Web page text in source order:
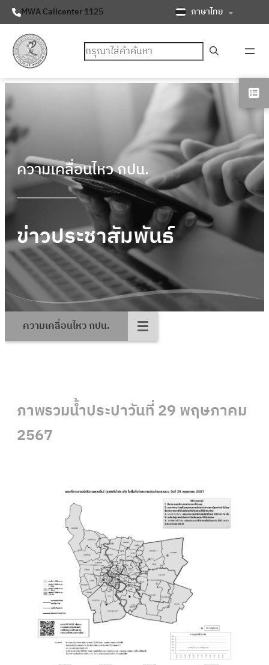
MWA Callcenter 1125 ภาษาไทย
ค้นหา
ความเคลื่อนไหว กปน.
ข่าวประชาสัมพันธ์
ความเคลื่อนไหว กปน.
ภาพรวมน้ำประปาวันที่ 29 พฤษภาคม
2567